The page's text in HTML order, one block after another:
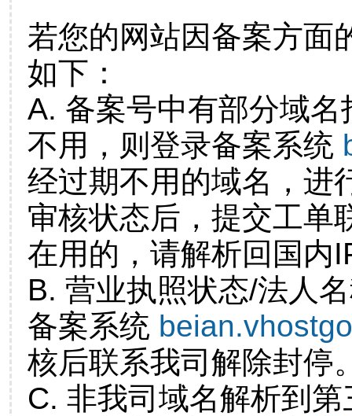
若您的网站因备案方面
如下：
A. 备案号中有部分域
不用，则登录备案系统
经过期不用的域名，进
审核状态后，提交工单
在用的，请解析回国内
B. 营业执照状态/法人
备案系统
核后联系我司解除封停
C. 非我司域名解析到